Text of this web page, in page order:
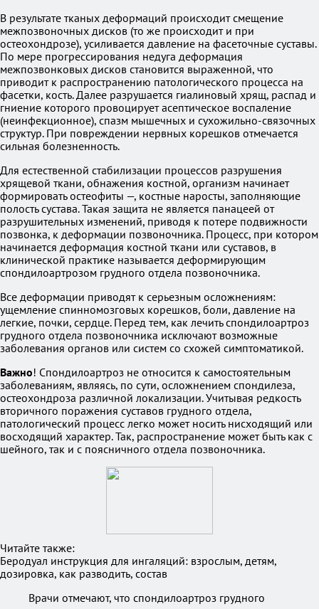
В результате тканых деформаций происходит смещение
межпозвоночных дисков (то же происходит и при
остеохондрозе), усиливается давление на фасеточные суставы.
По мере прогрессирования недуга деформация
межпозвонковых дисков становится выраженной, что
приводит к распространению патологического процесса на
фасетки, кость. Далее разрушается гиалиновый хрящ, распад и
гниение которого провоцирует асептическое воспаление
(неинфекционное), спазм мышечных и сухожильно-связочных
структур. При повреждении нервных корешков отмечается
сильная болезненность.
Для естественной стабилизации процессов разрушения
хрящевой ткани, обнажения костной, организм начинает
формировать остеофиты —, костные наросты, заполняющие
полость сустава. Такая защита не является панацеей от
разрушительных изменений, приводя к потере подвижности
позвонка, к деформации позвоночника. Процесс, при котором
начинается деформация костной ткани или суставов, в
клинической практике называется деформирующим
спондилоартрозом грудного отдела позвоночника.
Все деформации приводят к серьезным осложнениям:
ущемление спинномозговых корешков, боли, давление на
легкие, почки, сердце. Перед тем, как лечить спондилоартроз
грудного отдела позвоночника исключают возможные
заболевания органов или систем со схожей симптоматикой.
Важно! Спондилоартроз не относится к самостоятельным
заболеваниям, являясь, по сути, осложнением спондилеза,
остеохондроза различной локализации. Учитывая редкость
вторичного поражения суставов грудного отдела,
патологический процесс легко может носить нисходящий или
восходящий характер. Так, распространение может быть как с
шейного, так и с поясничного отдела позвоночника.
Читайте также:
Беродуал инструкция для ингаляций: взрослым, детям,
дозировка, как разводить, состав
Врачи отмечают, что спондилоартроз грудного